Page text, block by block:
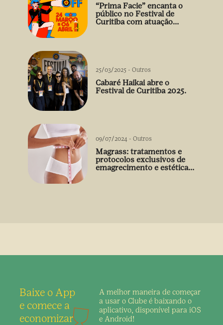
“Prima Facie” encanta o
público no Festival de
Curitiba com atuação
25/03/2025 - Outros
Cabaré Haikai abre o
Festival de Curitiba 2025.
09/07/2024 - Outros
Magrass: tratamentos e
protocolos exclusivos de
emagrecimento e estética
Baixe o App
e comece a
economizar
A melhor maneira de começar
a usar o Clube é baixando o
aplicativo, disponível para iOS
e Android!